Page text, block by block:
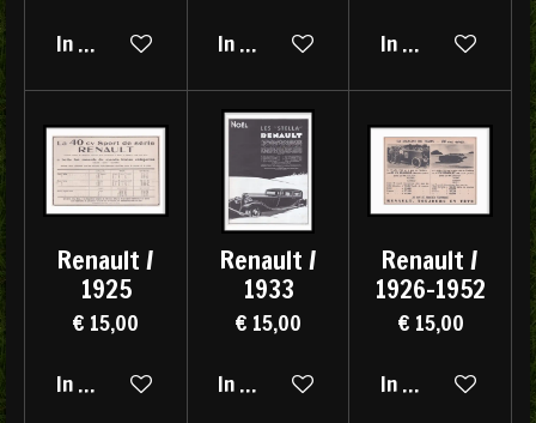
In winkelwagen In winkelwagen In winkelwagen
Renault /
1925
€ 15,00
In winkelwagen
Renault /
1933
€ 15,00
In winkelwagen
Renault /
1926-1952
€ 15,00
In winkelwagen